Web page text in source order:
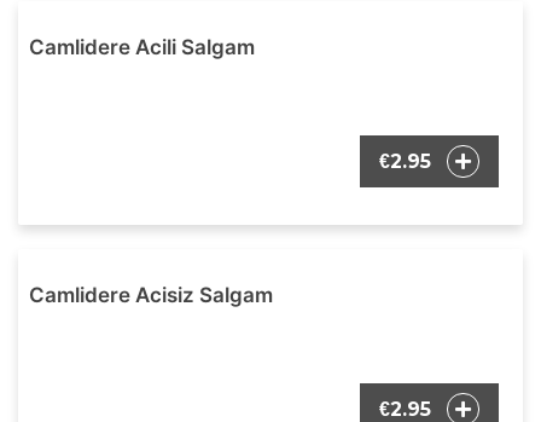
Camlidere Acili Salgam
€2.95
Camlidere Acisiz Salgam
€2.95